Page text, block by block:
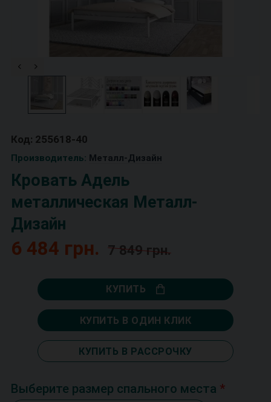
Код: 255618-40
Производитель: Металл-Дизайн
Кровать Адель
металлическая Металл-
Дизайн
6 484 грн. 7 849 грн.
КУПИТЬ
КУПИТЬ В ОДИН КЛИК
КУПИТЬ В РАССРОЧКУ
Выберите размер спального места